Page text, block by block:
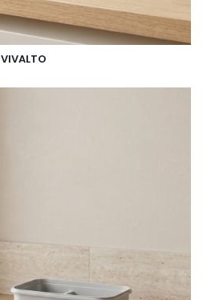
VIVALTO